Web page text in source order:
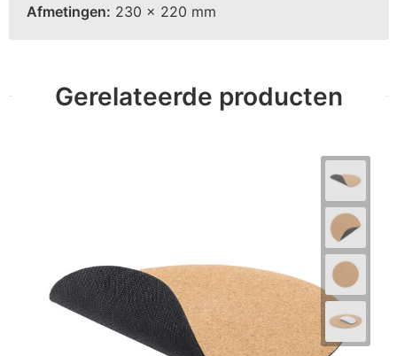
Afmetingen: 230 x 220 mm
Gerelateerde producten